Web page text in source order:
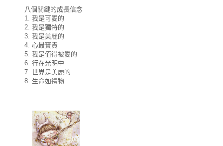
八個關鍵的成長信念
1. 我是可愛的
2. 我是獨特的
3. 我是美麗的
4. 心最寶貴
5. 我是值得被愛的
6. 行在光明中
7. 世界是美麗的
8. 生命如禮物